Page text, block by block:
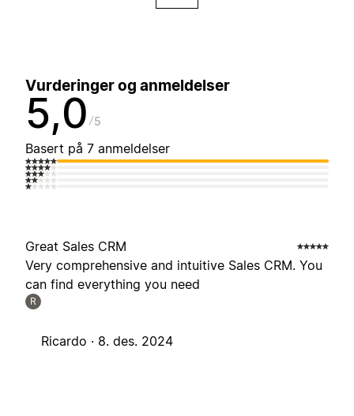
Vurderinger og anmeldelser
5,0 5
Basert på 7 anmeldelser
Great Sales CRM
Very comprehensive and intuitive Sales CRM. You
can find everything you need
R
Ricardo · 8. des. 2024